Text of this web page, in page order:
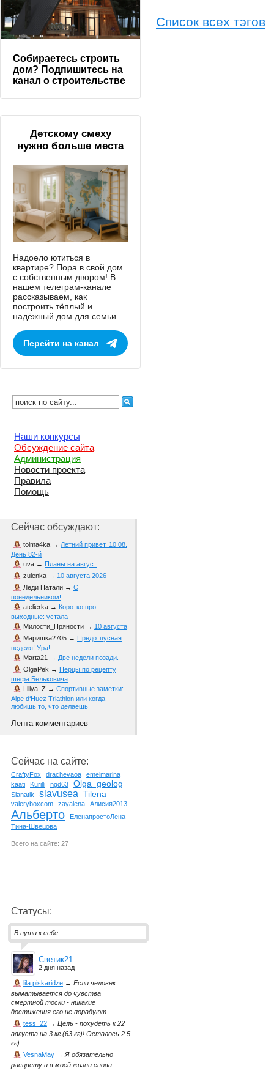
Список всех тэгов
Собираетесь строить
дом? Подпишитесь на
канал о строительстве
Детскому смеху
нужно больше места
Надоело ютиться в
квартире? Пора в свой дом
с собственным двором! В
нашем телеграм-канале
рассказываем, как
построить тёплый и
надёжный дом для семьи.
Перейти на канал
Наши конкурсы
Обсуждение сайта
Администрация
Новости проекта
Правила
Помощь
Сейчас обсуждают:
tolma4ka → Летний привет. 10.08.
День 82-й
uva → Планы на август
zulenka → 10 августа 2026
Леди Натали → С
понедельником!
atelierka → Коротко про
выходные: устала
Милости_Пряности → 10 августа
Маришка2705 → Предотпусная
неделя! Ура!
Marta21 → Две недели позади.
OlgaPek → Перцы по рецепту
шефа Бельковича
Liliya_Z → Спортивные заметки:
Alpe d‘Huez Triathlon или когда
любишь то, что делаешь
Лента комментариев
Сейчас на сайте:
CraftyFox drachevaoa
emelmarina
kaati
Kurilli ngd63 Olga_geolog
Slanatik slavusea Tilena
valeryboxcom zayalena Алисия2013
Альберто
ЕленапростоЛена
Тина-Швецова
Всего на сайте: 27
Статусы:
В пути к себе
Светик21
2 дня назад
lila piskaridze → Если человек
выматывается до чувства
смертной тоски - никакие
достижения его не порадуют.
tess_22 → Цель - похудеть к 22
августа на 3 кг (63 кг)! Осталось 2.5
кг)
VesnaMay →Я обязательно
расцвету и в моей жизни снова